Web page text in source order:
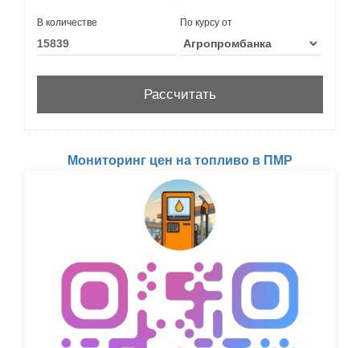
В количестве По курсу от
Мониторинг цен на топливо в ПМР